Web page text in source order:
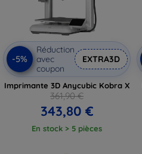
-5%
Réduction
avec
coupon
EXTRA3D
Imprimante 3D Anycubic Kobra X
361,90 €
343,80 €
En stock > 5 pièces